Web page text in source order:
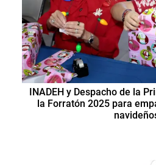
INADEH y Despacho de la
la Forratón 2025 para